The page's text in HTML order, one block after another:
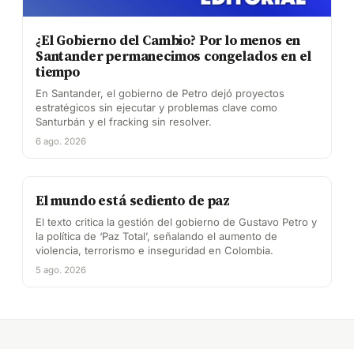
¿El Gobierno del Cambio? Por lo menos en
Santander permanecimos congelados en el
tiempo
En Santander, el gobierno de Petro dejó proyectos
estratégicos sin ejecutar y problemas clave como
Santurbán y el fracking sin resolver.
6 ago. 2026
El mundo está sediento de paz
El texto critica la gestión del gobierno de Gustavo Petro y
la política de ‘Paz Total’, señalando el aumento de
violencia, terrorismo e inseguridad en Colombia.
5 ago. 2026